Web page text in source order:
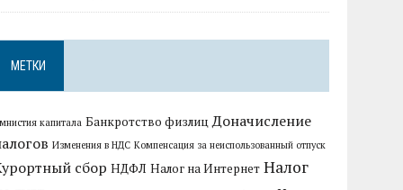
МЕТКИ
капитала Банкротство физлиц Доначисление
Изменения в НДС Компенсация за неиспользованный отпуск
сбор НДФЛ Налог на Интернет Налог